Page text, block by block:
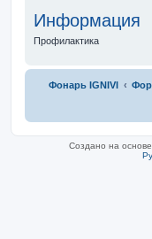
Информация
Профилактика
Фонарь IGNIVI
Создано на основе